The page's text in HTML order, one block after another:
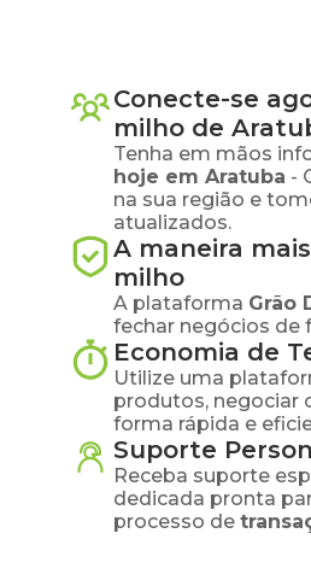
Conecte-se
milho de
Tenha em mãos
hoje em Aratuba -
na sua região e
atualizados.
A maneira
milho
A plataforma Grão
fechar negócios de
Economia de
Utilize uma
produtos, negociar
forma rápida e
Suporte
Receba suporte
dedicada pronta
processo de